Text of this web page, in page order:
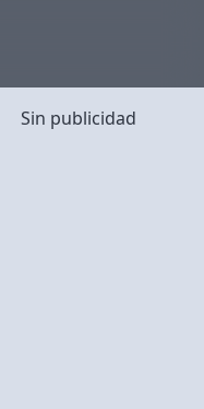
Sin publicidad